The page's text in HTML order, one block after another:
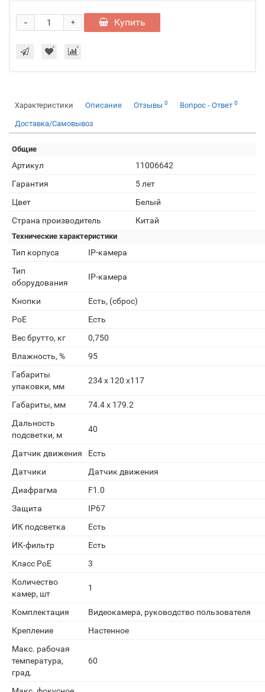
+
- Купить
Характеристики Описание Отзывы 0 Вопрос - Ответ 0
Доставка/Самовывоз
Общие
Артикул
11006642
Гарантия
5 лет
Цвет
Белый
Страна производитель
Китай
Технические характеристики
Тип корпуса
IP-камера
Тип
оборудования
IP-камера
Кнопки
Есть, (сброс)
PoE
Есть
Вес брутто, кг
0,750
Влажность, %
95
Габариты
упаковки, мм
234 x 120 x117
Габариты, мм
74.4 x 179.2
Дальность
подсветки, м
40
Датчик движения
Есть
Датчики
Датчик движения
Диафрагма
F1.0
Защита
IP67
ИК подсветка
Есть
ИК-фильтр
Есть
Класс PoE
3
Количество
камер, шт
1
Комплектация
Видеокамера, руководство пользователя
Крепление
Настенное
Макс. рабочая
температура,
град.
60